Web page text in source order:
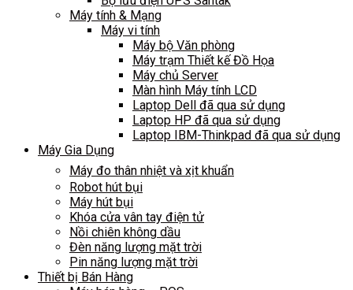
Máy tính & Mạng
Máy vi tính
Máy bộ Văn phòng
Máy trạm Thiết kế Đồ Họa
Máy chủ Server
Màn hình Máy tính LCD
Laptop Dell đã qua sử dụng
Laptop HP đã qua sử dụng
Laptop IBM-Thinkpad đã qua sử dụng
Máy Gia Dụng
Máy đo thân nhiệt và xịt khuẩn
Robot hút bụi
Máy hút bụi
Khóa cửa vân tay điện tử
Nồi chiên không dầu
Đèn năng lượng mặt trời
Pin năng lượng mặt trời
Thiết bị Bán Hàng